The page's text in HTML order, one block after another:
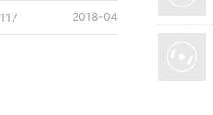
117 2018-04